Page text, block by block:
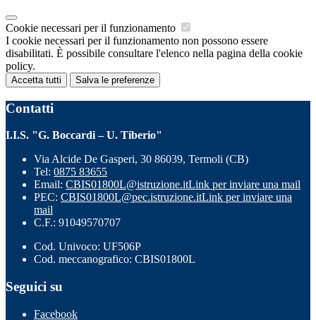
Cookie necessari per il funzionamento
I cookie necessari per il funzionamento non possono essere
disabilitati. È possibile consultare l'elenco nella pagina della cookie
policy.
Accetta tutti Salva le preferenze
Contatti
I.I.S. "G. Boccardi – U. Tiberio"
Via Alcide De Gasperi, 30 86039, Termoli (CB)
Tel: 0875 83655
Email: CBIS01800L@istruzione.itLink per inviare una mail
PEC: CBIS01800L@pec.istruzione.itLink per inviare una
mail
C.F.: 91049570707
Cod. Univoco: UF506P
Cod. meccanografico: CBIS01800L
Seguici su
Facebook